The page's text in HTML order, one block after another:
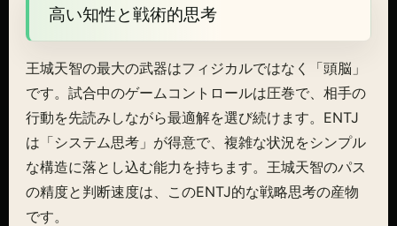
高い知性と戦術的思考
王城天智の最大の武器はフィジカルではなく「頭脳」
です。試合中のゲームコントロールは圧巻で、相手の
行動を先読みしながら最適解を選び続けます。ENTJ
は「システム思考」が得意で、複雑な状況をシンプル
な構造に落とし込む能力を持ちます。王城天智のパス
の精度と判断速度は、このENTJ的な戦略思考の産物
です。